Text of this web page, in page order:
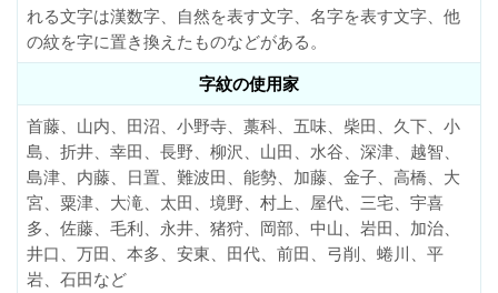
れる文字は漢数字、自然を表す文字、名字を表す文字、他
の紋を字に置き換えたものなどがある。
字紋の使用家
首藤、山内、田沼、小野寺、藁科、五味、柴田、久下、小
島、折井、幸田、長野、柳沢、山田、水谷、深津、越智、
島津、内藤、日置、難波田、能勢、加藤、金子、高橋、大
宮、粟津、大滝、太田、境野、村上、屋代、三宅、宇喜
多、佐藤、毛利、永井、猪狩、岡部、中山、岩田、加治、
井口、万田、本多、安東、田代、前田、弓削、蜷川、平
岩、石田など